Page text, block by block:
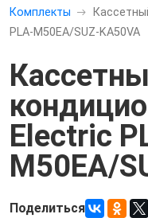
Комплекты
PLA-M50EA/SUZ-KA50VA
Electric
M50EA/
Поделиться